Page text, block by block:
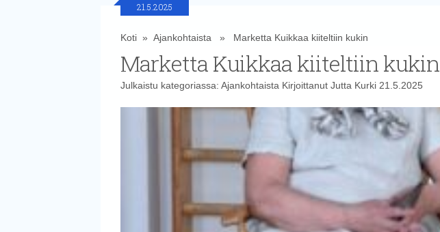
21.5.2025
Koti» Ajankohtaista » Marketta Kuikkaa kiiteltiin kukin
Marketta Kuikkaa kiiteltiin kukin
Julkaistu kategoriassa: Ajankohtaista Kirjoittanut Jutta Kurki21.5.2025